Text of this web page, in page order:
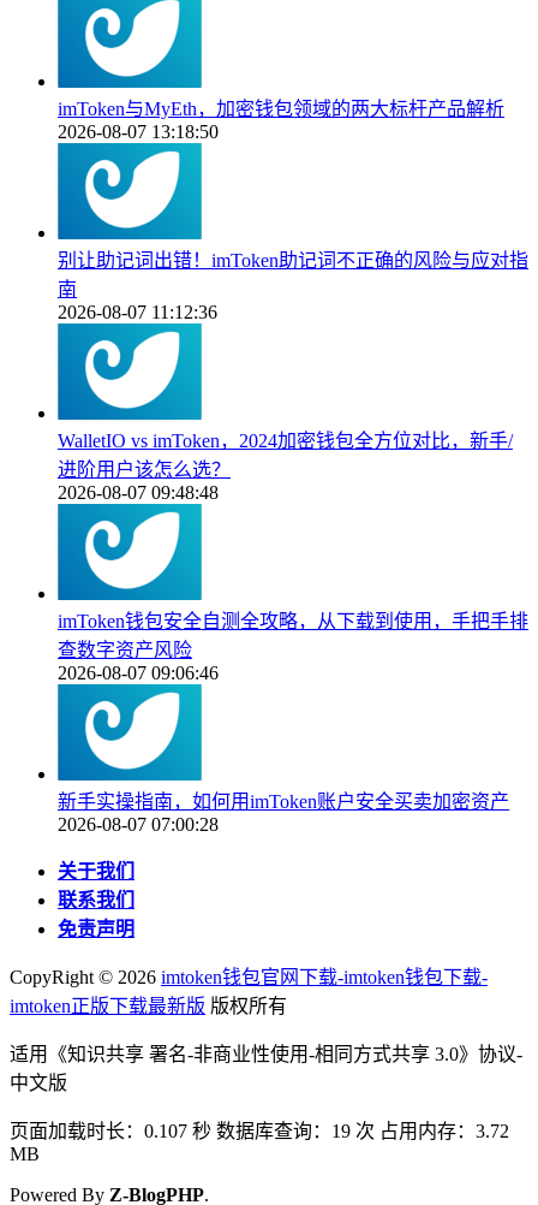
imToken与MyEth，加密钱包领域的两大标杆产品解析
2026-08-07 13:18:50
别让助记词出错！imToken助记词不正确的风险与应对指
南
2026-08-07 11:12:36
WalletIO vs imToken，2024加密钱包全方位对比，新手/
进阶用户该怎么选？
2026-08-07 09:48:48
imToken钱包安全自测全攻略，从下载到使用，手把手排
查数字资产风险
2026-08-07 09:06:46
新手实操指南，如何用imToken账户安全买卖加密资产
2026-08-07 07:00:28
关于我们
联系我们
免责声明
CopyRight © 2026 imtoken钱包官网下载-imtoken钱包下载-
imtoken正版下载最新版 版权所有
适用《知识共享 署名-非商业性使用-相同方式共享 3.0》协议-
中文版
页面加载时长：0.107 秒 数据库查询：19 次 占用内存：3.72
MB
Powered By Z-BlogPHP.